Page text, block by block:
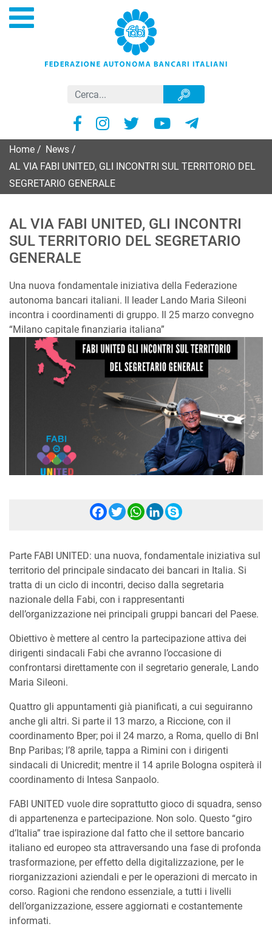
Home News
AL VIA FABI UNITED, GLI INCONTRI SUL TERRITORIO DEL
SEGRETARIO GENERALE
AL VIA FABI UNITED, GLI INCONTRI
SUL TERRITORIO DEL SEGRETARIO
GENERALE
Una nuova fondamentale iniziativa della Federazione
autonoma bancari italiani. Il leader Lando Maria Sileoni
incontra i coordinamenti di gruppo. Il 25 marzo convegno
“Milano capitale finanziaria italiana”
Facebook
Twitter
WhatsApp
LinkedIn
Skype
Parte FABI UNITED: una nuova, fondamentale iniziativa sul
territorio del principale sindacato dei bancari in Italia. Si
tratta di un ciclo di incontri, deciso dalla segretaria
nazionale della Fabi, con i rappresentanti
dell’organizzazione nei principali gruppi bancari del Paese.
Obiettivo è mettere al centro la partecipazione attiva dei
dirigenti sindacali Fabi che avranno l’occasione di
confrontarsi direttamente con il segretario generale, Lando
Maria Sileoni.
Quattro gli appuntamenti già pianificati, a cui seguiranno
anche gli altri. Si parte il 13 marzo, a Riccione, con il
coordinamento Bper; poi il 24 marzo, a Roma, quello di Bnl
Bnp Paribas; l’8 aprile, tappa a Rimini con i dirigenti
sindacali di Unicredit; mentre il 14 aprile Bologna ospiterà il
coordinamento di Intesa Sanpaolo.
FABI UNITED vuole dire soprattutto gioco di squadra, senso
di appartenenza e partecipazione. Non solo. Questo “giro
d’Italia” trae ispirazione dal fatto che il settore bancario
italiano ed europeo sta attraversando una fase di profonda
trasformazione, per effetto della digitalizzazione, per le
riorganizzazioni aziendali e per le operazioni di mercato in
corso. Ragioni che rendono essenziale, a tutti i livelli
dell’organizzazione, essere aggiornati e costantemente
informati.